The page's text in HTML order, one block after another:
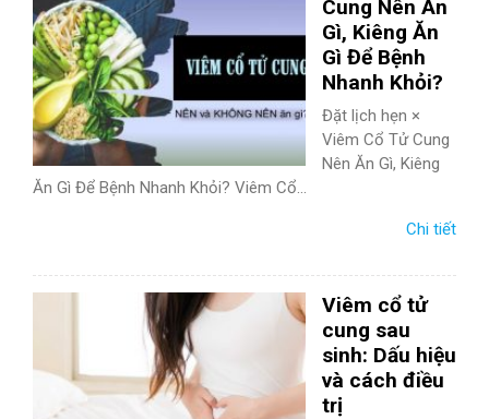
Cung Nên Ăn
Gì, Kiêng Ăn
Gì Để Bệnh
Nhanh Khỏi?
Đặt lịch hẹn ×
Viêm Cổ Tử Cung
Nên Ăn Gì, Kiêng
Ăn Gì Để Bệnh Nhanh Khỏi? Viêm Cổ...
Chi tiết
Viêm cổ tử
cung sau
sinh: Dấu hiệu
và cách điều
trị